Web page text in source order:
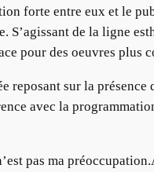
forte entre eux et le
de la ligne
pour des oeuvres plus
reposant sur la
avec la
pas ma